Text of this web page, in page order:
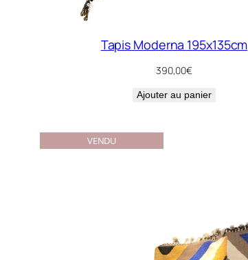
Tapis Moderna 195x135cm
390,00€
Ajouter au panier
VENDU